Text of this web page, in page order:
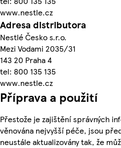
www.nestle.cz
Adresa distributora
Nestlé Česko s.r.o.
Mezi Vodami 2035/31
143 20 Praha 4
tel: 800 135 135
www.nestle.cz
Příprava a použití
Přestože je zajištění správných
věnována nejvyšší péče, jsou
neustále aktualizovány tak, že